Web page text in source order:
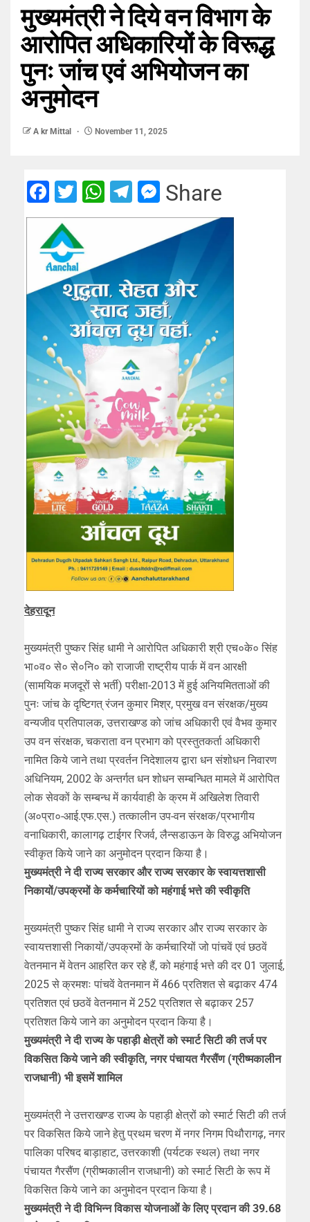
मुख्यमंत्री ने दिये वन विभाग के
आरोपित अधिकारियों के विरूद्ध
पुनः जांच एवं अभियोजन का
अनुमोदन
A kr Mittal November 11, 2025
Facebook
Twitter
WhatsApp
Telegram
Messenger
Share
देहरादून
मुख्यमंत्री पुष्कर सिंह धामी ने आरोपित अधिकारी श्री एच०के० सिंह
भा०व० से० से०नि० को राजाजी राष्ट्रीय पार्क में वन आरक्षी
(सामयिक मजदूरों से भर्ती) परीक्षा-2013 में हुई अनियमितताओं की
पुनः जांच के दृष्टिगत् रंजन कुमार मिश्र, प्रमुख वन संरक्षक/मुख्य
वन्यजीव प्रतिपालक, उत्तराखण्ड को जांच अधिकारी एवं वैभव कुमार
उप वन संरक्षक, चकराता वन प्रभाग को प्रस्तुतकर्ता अधिकारी
नामित किये जाने तथा प्रवर्तन निदेशालय द्वारा धन संशोधन निवारण
अधिनियम, 2002 के अन्तर्गत धन शोधन सम्बन्धित मामले में आरोपित
लोक सेवकों के सम्बन्ध में कार्यवाही के क्रम में अखिलेश तिवारी
(अ०प्रा०-आई.एफ.एस.) तत्कालीन उप-वन संरक्षक/प्रभागीय
वनाधिकारी, कालागढ़ टाईगर रिजर्व, लैन्सडाऊन के विरुद्ध अभियोजन
स्वीकृत किये जाने का अनुमोदन प्रदान किया है।
मुख्यमंत्री ने दी राज्य सरकार और राज्य सरकार के स्वायत्तशासी
निकायों/उपक्रमों के कर्मचारियों को महंगाई भत्ते की स्वीकृति
मुख्यमंत्री पुष्कर सिंह धामी ने राज्य सरकार और राज्य सरकार के
स्वायत्तशासी निकायों/उपक्रमों के कर्मचारियों जो पांचवें एवं छठवें
वेतनमान में वेतन आहरित कर रहे हैं, को महंगाई भत्ते की दर 01 जुलाई,
2025 से क्रमशः पांचवें वेतनमान में 466 प्रतिशत से बढ़ाकर 474
प्रतिशत एवं छठवें वेतनमान में 252 प्रतिशत से बढ़ाकर 257
प्रतिशत किये जाने का अनुमोदन प्रदान किया है।
मुख्यमंत्री ने दी राज्य के पहाड़ी क्षेत्रों को स्मार्ट सिटी की तर्ज पर
विकसित किये जाने की स्वीकृति, नगर पंचायत गैरसैंण (ग्रीष्मकालीन
राजधानी) भी इसमें शामिल
मुख्यमंत्री ने उत्तराखण्ड राज्य के पहाड़ी क्षेत्रों को स्मार्ट सिटी की तर्ज
पर विकसित किये जाने हेतु प्रथम चरण में नगर निगम पिथौरागढ़, नगर
पालिका परिषद बाड़ाहाट, उत्तरकाशी (पर्यटक स्थल) तथा नगर
पंचायत गैरसैंण (ग्रीष्मकालीन राजधानी) को स्मार्ट सिटी के रूप में
विकसित किये जाने का अनुमोदन प्रदान किया है।
मुख्यमंत्री ने दी विभिन्न विकास योजनाओं के लिए प्रदान की 39.68